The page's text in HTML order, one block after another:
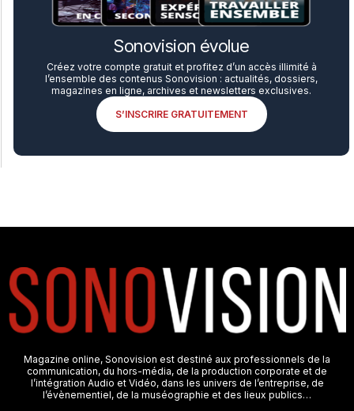
Sonovision évolue
Créez votre compte gratuit et profitez d’un accès illimité à
l’ensemble des contenus Sonovision : actualités, dossiers,
magazines en ligne, archives et newsletters exclusives.
S’INSCRIRE GRATUITEMENT
Magazine online, Sonovision est destiné aux professionnels de la
communication, du hors-média, de la production corporate et de
l’intégration Audio et Vidéo, dans les univers de l’entreprise, de
l’évènementiel, de la muséographie et des lieux publics…